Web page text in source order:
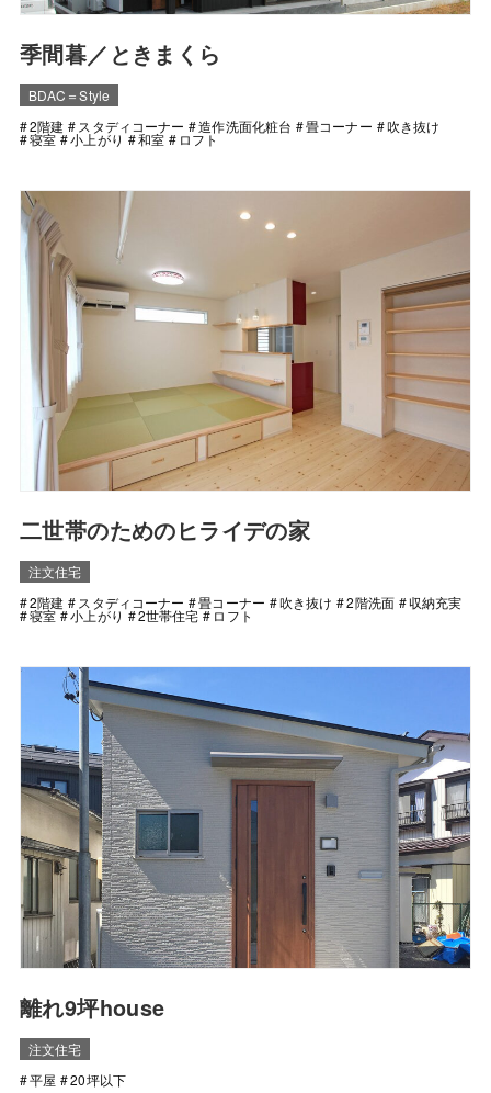
季間暮／ときまくら
BDAC＝Style
2階建
スタディコーナー 造作洗面化粧台 畳コーナー 吹き抜け
寝室 小上がり 和室 ロフト
二世帯のためのヒライデの家
注文住宅
2階建
スタディコーナー 畳コーナー 吹き抜け 2階洗面 収納充実
寝室 小上がり 2世帯住宅 ロフト
離れ9坪house
注文住宅
平屋
20坪以下